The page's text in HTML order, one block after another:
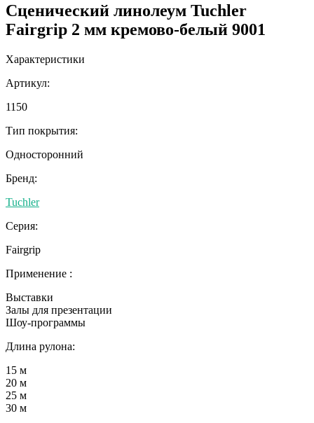
Сценический линолеум Tuchler
Fairgrip 2 мм кремово-белый 9001
Характеристики
Артикул:
1150
Тип покрытия:
Односторонний
Бренд:
Tuchler
Серия:
Fairgrip
Применение :
Выставки
Залы для презентации
Шоу-программы
Длина рулона:
15 м
20 м
25 м
30 м